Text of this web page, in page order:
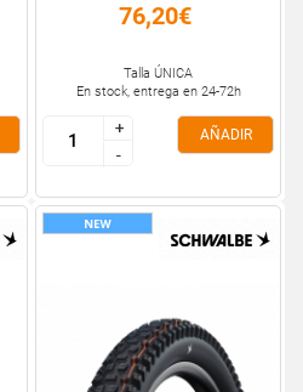
76,20€
Talla ÚNICA
En stock, entrega en 24-72h
+
-
+
-
AÑADIR